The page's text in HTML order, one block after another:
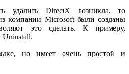
удалить DirectX возникла, то
компании Microsoft были созданы
это сделать. К примеру,
Uninstall.
но имеет очень простой и